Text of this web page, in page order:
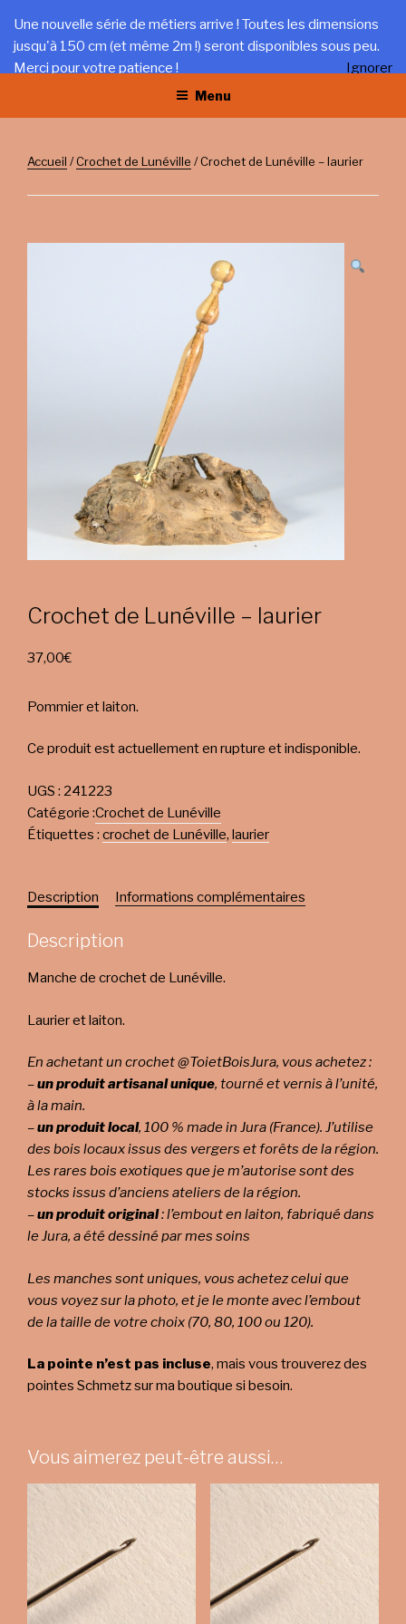
contenu
principal
LA TRÉFILERIE
Gîte et artisanat au coeur du Jura
Menu
Accueil /Crochet de Lunéville / Crochet de Lunéville – laurier
Crochet de Lunéville – laurier
37,00€
Pommier et laiton.
Ce produit est actuellement en rupture et indisponible.
UGS : 241223
Catégorie :Crochet de Lunéville
Étiquettes : crochet de Lunéville, laurier
Description Informations complémentaires
Description
Manche de crochet de Lunéville.
Laurier et laiton.
En achetant un crochet @ToietBoisJura, vous achetez :
–un produit artisanal unique, tourné et vernis à l’unité,
à la main.
–un produit local, 100 % made in Jura (France). J’utilise
des bois locaux issus des vergers et forêts de la région.
Les rares bois exotiques que je m’autorise sont des
stocks issus d’anciens ateliers de la région.
–un produit original: l’embout en laiton, fabriqué dans
le Jura, a été dessiné par mes soins
Les manches sont uniques, vous achetez celui que
vous voyez sur la photo, et je le monte avec l’embout
de la taille de votre choix (70, 80, 100 ou 120).
La pointe n’est pas incluse, mais vous trouverez des
pointes Schmetz sur ma boutique si besoin.
Vous aimerez peut-être aussi…
Une nouvelle série de métiers arrive ! Toutes les dimensions
jusqu'à 150 cm (et même 2m !) seront disponibles sous peu.
Merci pour votre patience !
Ignorer